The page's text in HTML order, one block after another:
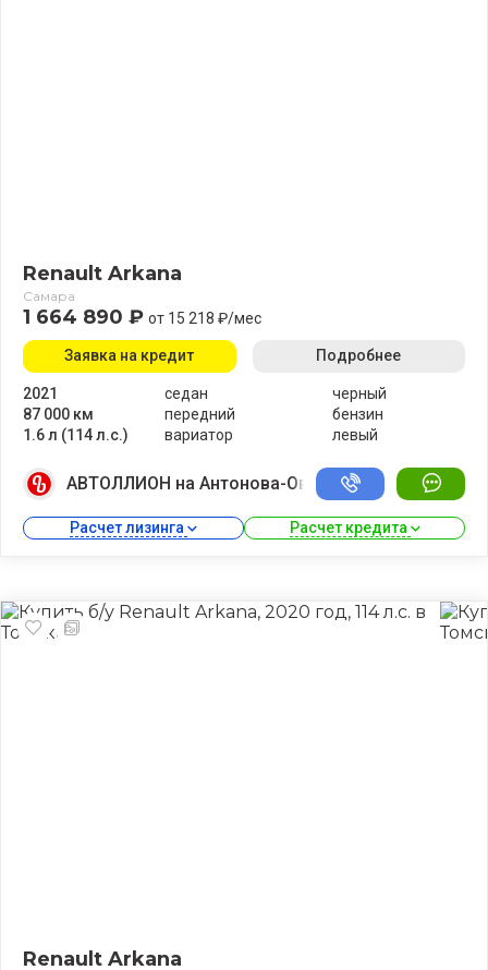
Renault Arkana
Самара
1 664 890 ₽ от 15 218 ₽/мес
2021
87 000 км
1.6 л (114 л.с.)
седан
передний
вариатор
черный
бензин
левый
Заявка на кредит Подробнее
АВТОЛЛИОН на Антонова-Овсеенко
Расчет лизинга Расчет кредита
Renault Arkana